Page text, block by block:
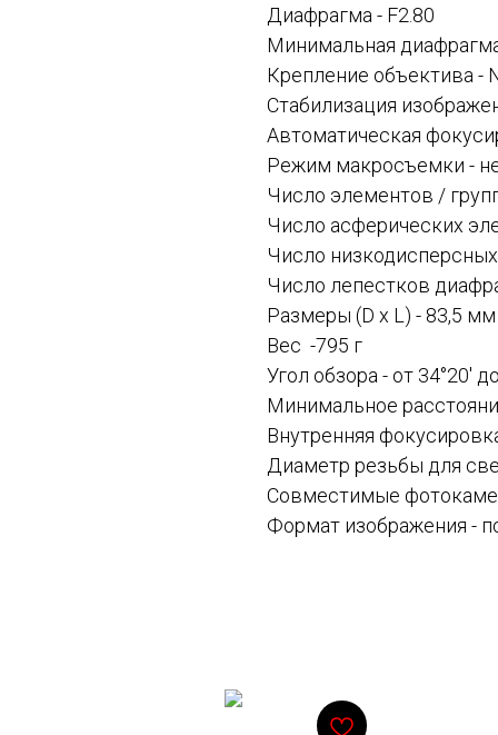
Диафрагма - F2.80
Минимальная
Крепление объектива -
Стабилизация
Автоматическая
Режим макросъемки -
Число элементов /
Число асферических
Число
Число лепестков
Размеры (D x L) - 83,5
Вес -795 г
Угол обзора - от 34°20′
Минимальное
Внутренняя
Диаметр резьбы для
Совместимые
Формат изображения -